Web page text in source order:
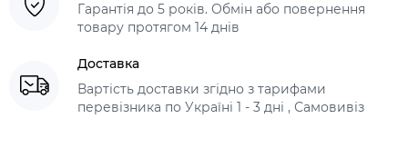
Гарантія до 5 років. Обмін або повернення
товару протягом 14 днів
Доставка
Вартість доставки згідно з тарифами
перевізника по Україні 1 - 3 дні , Самовивіз